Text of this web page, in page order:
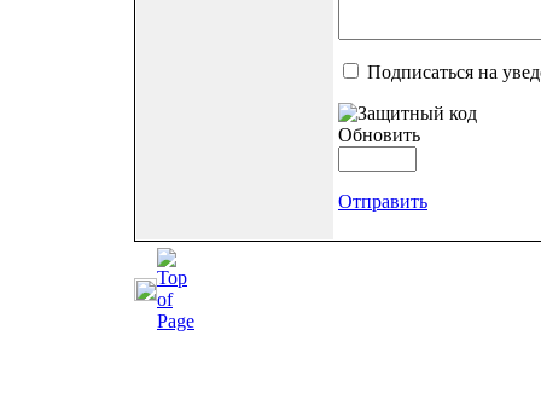
Подписаться на
Обновить
Отправить